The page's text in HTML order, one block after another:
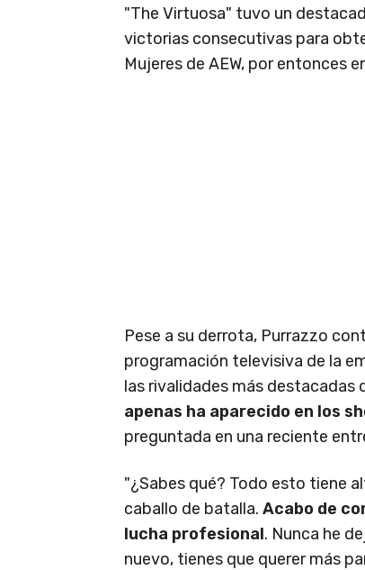
"The Virtuosa" tuvo un
victorias consecutivas para
Mujeres de AEW, por entonces
Pese a su derrota, Purrazzo
programación televisiva de la
las rivalidades más destacadas
apenas ha aparecido en los
preguntada en una reciente
"¿Sabes qué? Todo esto tiene
caballo de batalla. Acabo de
lucha profesional. Nunca he
nuevo, tienes que querer más